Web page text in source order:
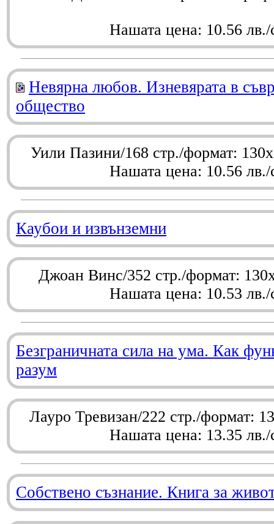
Нашата цена: 10.56 лв./
Невярна любов. Изневярата в
общество
Уили Пазини/168 стр./формат:
Нашата цена: 10.56 лв./
Каубои и извънземни
Джоан Винс/352 стр./формат:
Нашата цена: 10.53 лв./
Безграничната сила на ума. Как
разум
Лауро Тревизан/222 стр./формат:
Нашата цена: 13.35 лв./
Собствено съзнание. Книга за